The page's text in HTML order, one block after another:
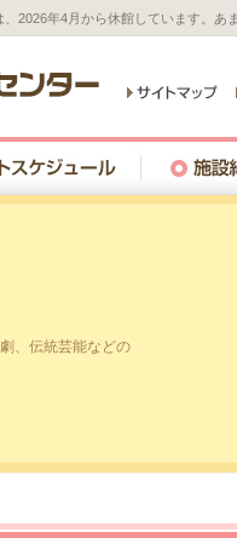
2026年4月から休館しています。
、伝統芸能などの